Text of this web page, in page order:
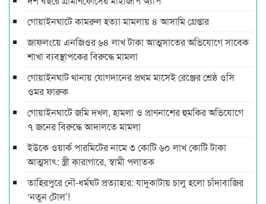
গোয়াইনঘাটে কামরুল হত্যা মামলায় ৪ আসামি গ্রেপ্তার
জাফলংয়ে এনজিওর ৬৪ লাখ টাকা আত্মসাতের অভিযোগে সাবেক
শাখা ব্যবস্থাপকের বিরুদ্ধে মামলা
গোয়াইনঘাট থানায় যোগদানের প্রথম মাসেই রেঞ্জের শ্রেষ্ঠ ওসি
ওমর ফারুক
গোয়াইনঘাটে জমি দখল, হামলা ও প্রাণনাশের হুমকির অভিযোগে
৭ জনের বিরুদ্ধে আদালতে মামলা
ইউকে ওয়ার্ক পারমিটের নামে ৩ কোটি ৬০ লাখ কোটি টাকা
আত্মসাৎ: স্ত্রী কারাগারে, স্বামী পলাতক
তাহিরপুরে নৌ-ধর্মঘট প্রত্যাহার: যাদুকাটায় চালু হলো চাঁদাবাজির
‘নতুন টোল’!